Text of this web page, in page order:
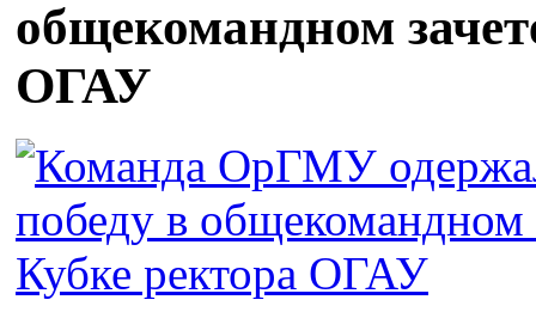
общекомандном
ОГАУ